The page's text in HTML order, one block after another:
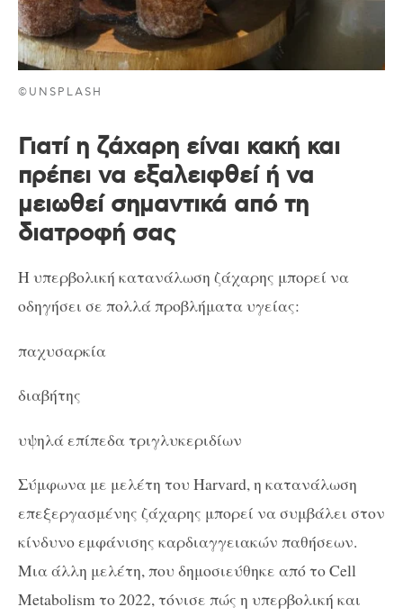
©UNSPLASH
Γιατί η ζάχαρη είναι κακή και
πρέπει να εξαλειφθεί ή να
μειωθεί σημαντικά από τη
διατροφή σας
Η υπερβολική κατανάλωση ζάχαρης μπορεί να
οδηγήσει σε πολλά προβλήματα υγείας:
παχυσαρκία
διαβήτης
υψηλά επίπεδα τριγλυκεριδίων
Σύμφωνα με μελέτη του Harvard, η κατανάλωση
επεξεργασμένης ζάχαρης μπορεί να συμβάλει στον
κίνδυνο εμφάνισης καρδιαγγειακών παθήσεων.
Μια άλλη μελέτη, που δημοσιεύθηκε από το Cell
Metabolism το 2022, τόνισε πώς η υπερβολική και